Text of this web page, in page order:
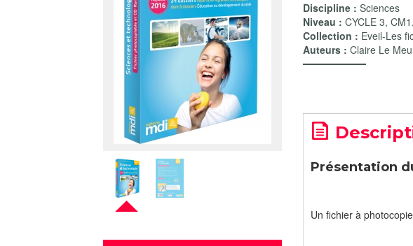
Discipline : Sciences
Niveau : CYCLE 3, CM1 ,
Collection : Eveil-Les
Auteurs : Claire Le
Présentation
Un fichier à